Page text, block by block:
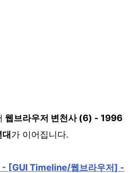
웹브라우저 변천사 (6) - 1996
대가 이어집니다.
[GUI Timeline/웹브라우저] -